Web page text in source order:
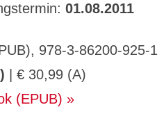
01.08.2011
978-3-86200-925-1
| € 30,99 (A)
(EPUB)